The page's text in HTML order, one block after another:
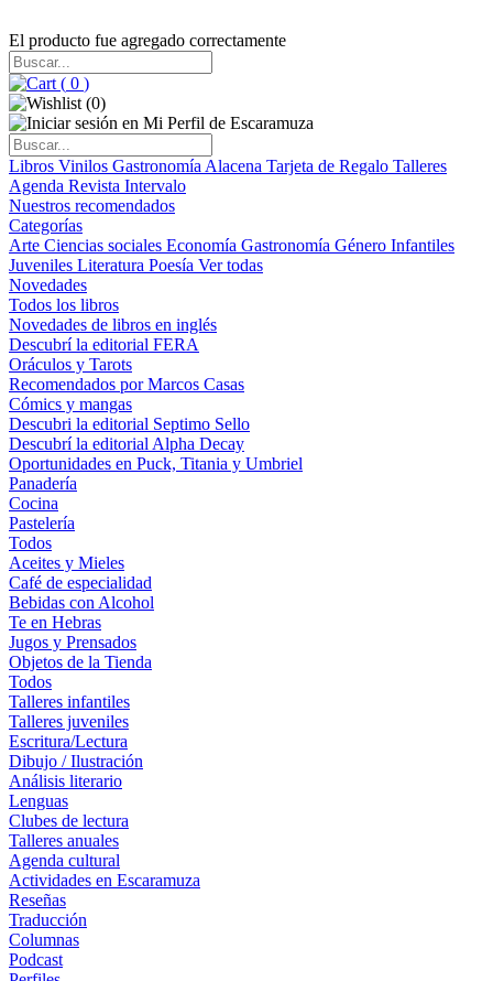
El producto fue agregado correctamente
( 0 )
(0)
Libros Vinilos Gastronomía Alacena Tarjeta de Regalo Talleres
Agenda Revista Intervalo
Nuestros recomendados
Categorías
Arte Ciencias sociales Economía Gastronomía Género Infantiles
Juveniles Literatura Poesía Ver todas
Novedades
Todos los libros
Novedades de libros en inglés
Descubrí la editorial FERA
Oráculos y Tarots
Recomendados por Marcos Casas
Cómics y mangas
Descubri la editorial Septimo Sello
Descubrí la editorial Alpha Decay
Oportunidades en Puck, Titania y Umbriel
Panadería
Cocina
Pastelería
Todos
Aceites y Mieles
Café de especialidad
Bebidas con Alcohol
Te en Hebras
Jugos y Prensados
Objetos de la Tienda
Todos
Talleres infantiles
Talleres juveniles
Escritura/Lectura
Dibujo / Ilustración
Análisis literario
Lenguas
Clubes de lectura
Talleres anuales
Agenda cultural
Actividades en Escaramuza
Reseñas
Traducción
Columnas
Podcast